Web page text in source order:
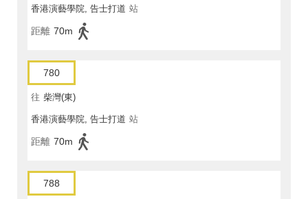
香港演藝學院, 告士打道 站
距離 70m
780
往 柴灣(東)
香港演藝學院, 告士打道 站
距離 70m
788